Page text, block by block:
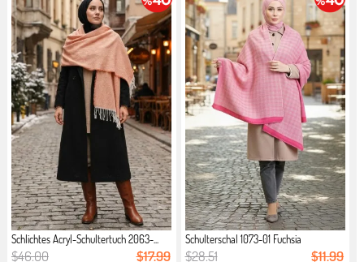
Schlichtes Acryl-Schultertuch 2063-...
$46.00 $17.99
Schulterschal 1073-01 Fuchsia
$28.51 $11.99